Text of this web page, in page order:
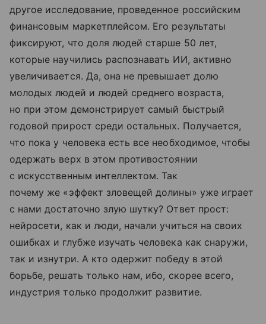
другое исследование, проведенное российским
финансовым маркетплейсом. Его результаты
фиксируют, что доля людей старше 50 лет,
которые научились распознавать ИИ, активно
увеличивается. Да, она не превышает долю
молодых людей и людей среднего возраста,
но при этом демонстрирует самый быстрый
годовой прирост среди остальных. Получается,
что пока у человека есть все необходимое, чтобы
одержать верх в этом противостоянии
с искусственным интеллектом. Так
почему же «эффект зловещей долины» уже играет
с нами достаточно злую шутку? Ответ прост:
нейросети, как и люди, начали учиться на своих
ошибках и глубже изучать человека как снаружи,
так и изнутри. А кто одержит победу в этой
борьбе, решать только нам, ибо, скорее всего,
индустрия только продолжит развитие.